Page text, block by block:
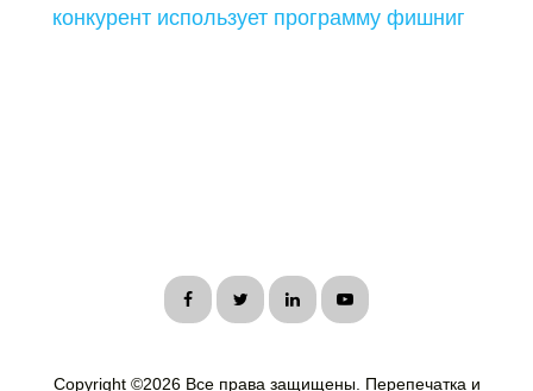
конкурент использует программу фишниг
Copyright ©2026 Все права защищены. Перепечатка и